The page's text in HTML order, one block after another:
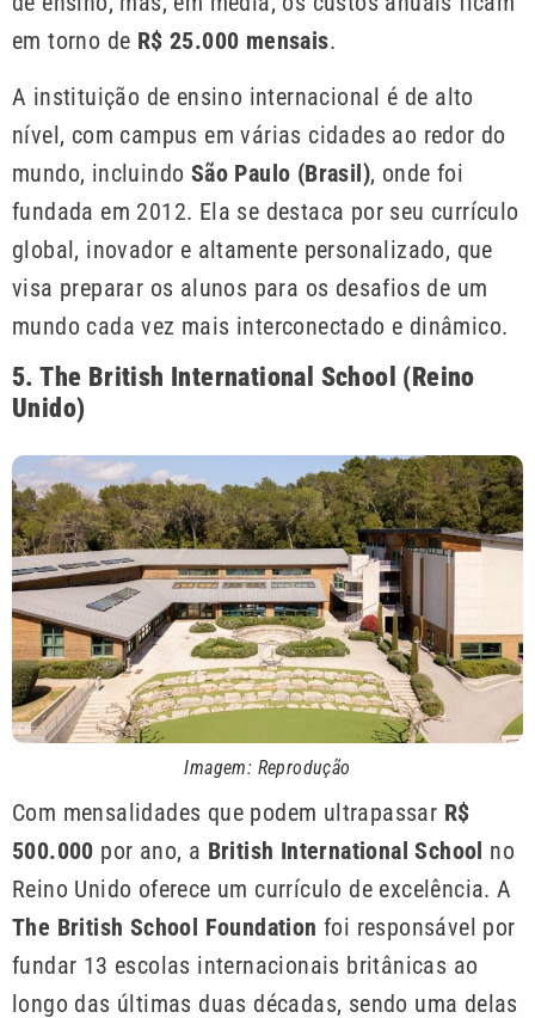
em torno de R$ 25.000 mensais.
A instituição de ensino internacional é de alto
nível, com campus em várias cidades ao redor do
mundo, incluindo São Paulo (Brasil), onde foi
fundada em 2012. Ela se destaca por seu currículo
global, inovador e altamente personalizado, que
visa preparar os alunos para os desafios de um
mundo cada vez mais interconectado e dinâmico.
5. The British International School (Reino
Unido)
Imagem: Reprodução
Com mensalidades que podem ultrapassar R$
500.000 por ano, a British International School no
Reino Unido oferece um currículo de excelência. A
The British School Foundation foi responsável por
fundar 13 escolas internacionais britânicas ao
longo das últimas duas décadas, sendo uma delas